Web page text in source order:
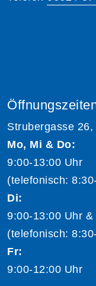
Strubergasse
Mo, Mi & Do:
9:00-13:00 Uhr
(telefonisch:
Di:
9:00-13:00 Uhr
(telefonisch:
Fr:
9:00-12:00 Uhr